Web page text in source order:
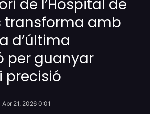
de l’Hospital de
transforma amb
d’última
per guanyar
precisió
Abr 21, 2026 0:01